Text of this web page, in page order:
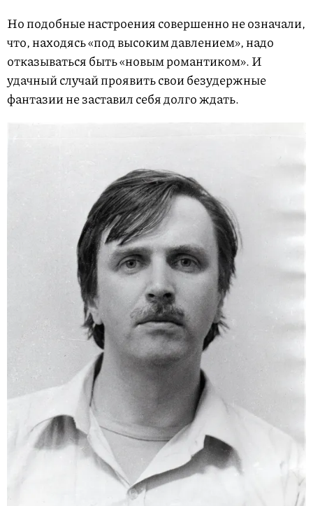
Но подобные настроения совершенно не означали,
что, находясь «под высоким давлением», надо
отказываться быть «новым романтиком». И
удачный случай проявить свои безудержные
фантазии не заставил себя долго ждать.